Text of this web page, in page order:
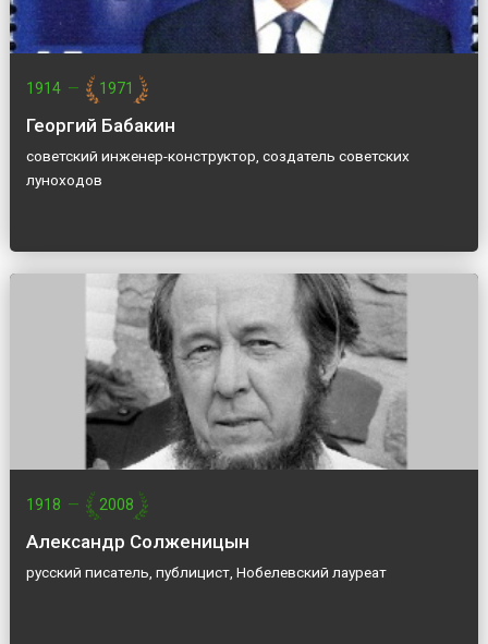
1914 — 1971
Георгий Бабакин
советский инженер-конструктор, создатель советских
луноходов
1918 — 2008
Александр Солженицын
русский писатель, публицист, Нобелевский лауреат